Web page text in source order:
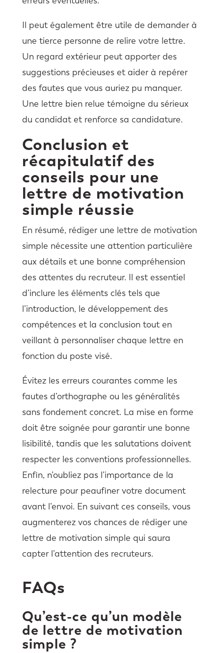
Il peut également être utile de demander à
une tierce personne de relire votre lettre.
Un regard extérieur peut apporter des
suggestions précieuses et aider à repérer
des fautes que vous auriez pu manquer.
Une lettre bien relue témoigne du sérieux
du candidat et renforce sa candidature.
Conclusion et
récapitulatif des
conseils pour une
lettre de motivation
simple réussie
En résumé, rédiger une lettre de motivation
simple nécessite une attention particulière
aux détails et une bonne compréhension
des attentes du recruteur. Il est essentiel
d’inclure les éléments clés tels que
l’introduction, le développement des
compétences et la conclusion tout en
veillant à personnaliser chaque lettre en
fonction du poste visé.
Évitez les erreurs courantes comme les
fautes d’orthographe ou les généralités
sans fondement concret. La mise en forme
doit être soignée pour garantir une bonne
lisibilité, tandis que les salutations doivent
respecter les conventions professionnelles.
Enfin, n’oubliez pas l’importance de la
relecture pour peaufiner votre document
avant l’envoi. En suivant ces conseils, vous
augmenterez vos chances de rédiger une
lettre de motivation simple qui saura
capter l’attention des recruteurs.
FAQs
Qu’est-ce qu’un modèle
de lettre de motivation
simple ?